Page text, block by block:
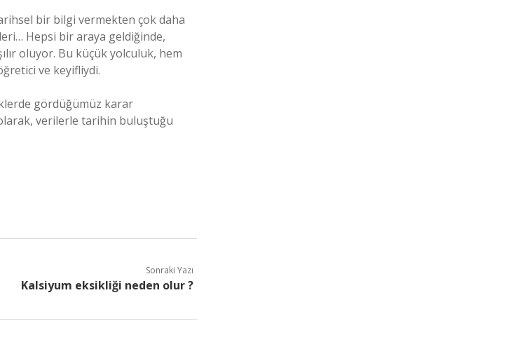
bir bilgi vermekten çok daha
Hepsi bir araya geldiğinde,
oluyor. Bu küçük yolculuk, hem
ve keyifliydi.
gördüğümüz karar
olarak, verilerle tarihin buluştuğu
Sonraki Yazı
Kalsiyum eksikliği neden olur ?